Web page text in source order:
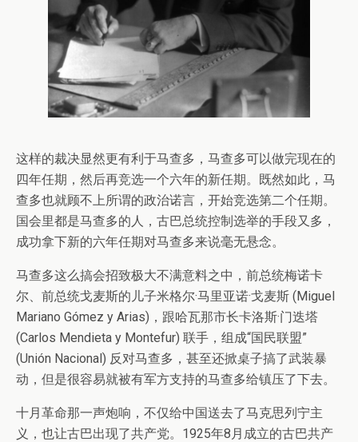
这样的裁决显然更有利于马查多，马查多可以做完现在的
四年任期，然后再竞选一个六年的新任期。既然如此，马
查多也就顾不上所谓的政治诺言，开始竞选第二个任期。
国会里都是马查多的人，古巴总统控制选举的手段又多，
成功拿下新的六年任期对马查多来说毫无悬念。
马查多这么搞会招致极大不满意料之中，前总统梅诺卡
尔、前总统戈麦斯的儿子米格尔·马里亚诺·戈麦斯 (Miguel
Mariano Gómez y Arias)，跟哈瓦那市长卡洛斯·门迭塔
(Carlos Mendieta y Montefur) 联手，组成“国民联盟”
(Unión Nacional) 反对马查多，甚至还掀桌子搞了武装暴
动，但是很容易就被有军方支持的马查多给镇压了下去。
十月革命那一声炮响，不仅给中国送去了马克思列宁主
义，也让古巴出现了共产党。1925年8月成立的古巴共产